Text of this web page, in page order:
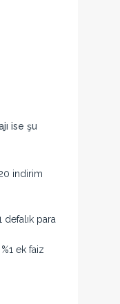
ise şu
indirim
para
ek faiz